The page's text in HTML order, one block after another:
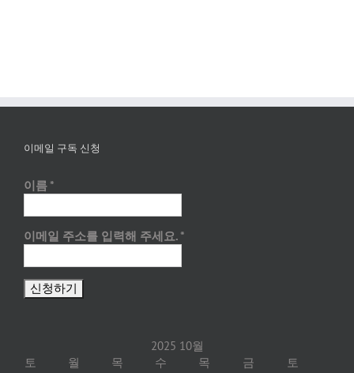
이메일 구독 신청
이름 *
이메일 주소를 입력해 주세요. *
2025 10월
토 월 목 수 목 금 토